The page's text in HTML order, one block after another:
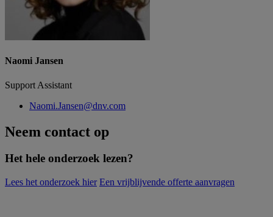
Naomi Jansen
Support Assistant
Naomi.Jansen@dnv.com
Neem contact op
Het hele onderzoek lezen?
Lees het onderzoek hier Een vrijblijvende offerte aanvragen